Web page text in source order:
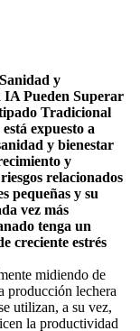
y
IA Pueden Superar
Tradicional
expuesto a
y bienestar
y
relacionados
pequeñas y su
vez más
tenga un
creciente estrés
midiendo de
producción lechera
utilizan, a su vez,
la productividad